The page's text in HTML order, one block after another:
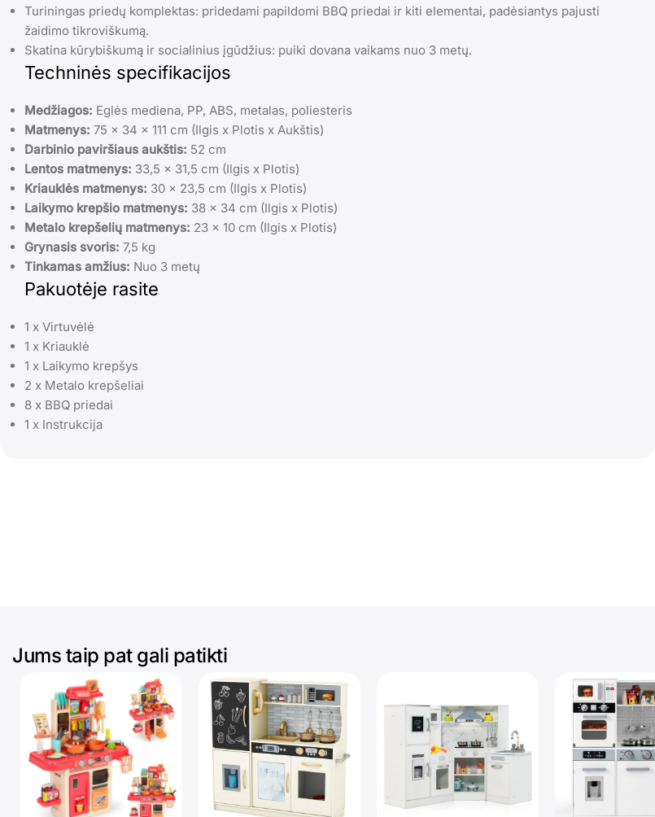
Turiningas priedų komplektas: pridedami papildomi BBQ priedai ir kiti elementai, padėsiantys pajusti
žaidimo tikroviškumą.
Skatina kūrybiškumą ir socialinius įgūdžius: puiki dovana vaikams nuo 3 metų.
Techninės specifikacijos
Medžiagos: Eglės mediena, PP, ABS, metalas, poliesteris
Matmenys: 75 x 34 x 111 cm (Ilgis x Plotis x Aukštis)
Darbinio paviršiaus aukštis: 52 cm
Lentos matmenys: 33,5 x 31,5 cm (Ilgis x Plotis)
Kriauklės matmenys: 30 x 23,5 cm (Ilgis x Plotis)
Laikymo krepšio matmenys: 38 x 34 cm (Ilgis x Plotis)
Metalo krepšelių matmenys: 23 x 10 cm (Ilgis x Plotis)
Grynasis svoris: 7,5 kg
Tinkamas amžius: Nuo 3 metų
Pakuotėje rasite
1 x Virtuvėlė
1 x Kriauklė
1 x Laikymo krepšys
2 x Metalo krepšeliai
8 x BBQ priedai
1 x Instrukcija
Jums taip pat gali patikti